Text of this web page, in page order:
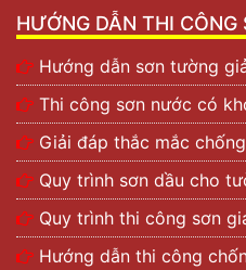
HƯỚNG DẪN THI CÔNG
Hướng dẫn sơn tường
Thi công sơn nước có
Giải đáp thắc mắc
Quy trình sơn dầu cho
Quy trình thi công sơn
Hướng dẫn thi công